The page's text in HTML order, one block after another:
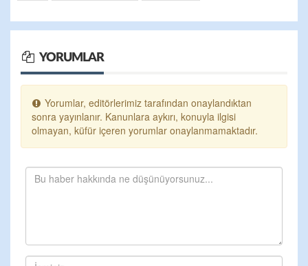
YORUMLAR
Yorumlar, editörlerimiz tarafından onaylandıktan
sonra yayınlanır. Kanunlara aykırı, konuyla ilgisi
olmayan, küfür içeren yorumlar onaylanmamaktadır.